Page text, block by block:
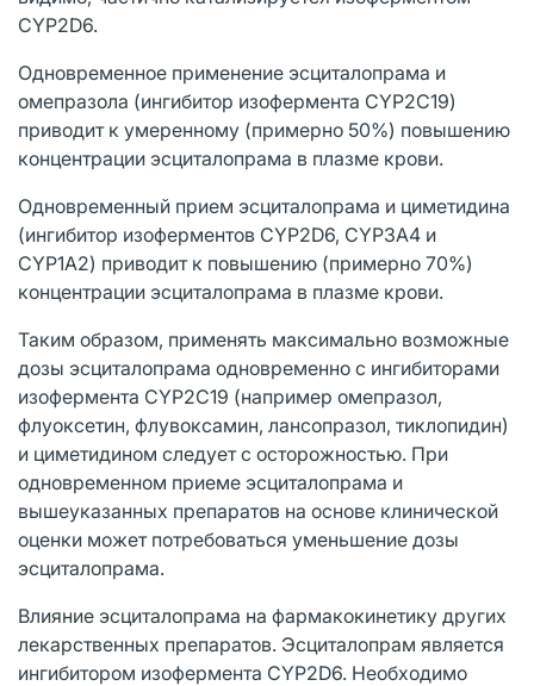
CYP2D6.
Одновременное применение эсциталопрама и
омепразола (ингибитор изофермента CYP2C19)
приводит к умеренному (примерно 50%) повышению
концентрации эсциталопрама в плазме крови.
Одновременный прием эсциталопрама и циметидина
(ингибитор изоферментов CYP2D6, CYP3А4 и
CYP1A2) приводит к повышению (примерно 70%)
концентрации эсциталопрама в плазме крови.
Таким образом, применять максимально возможные
дозы эсциталопрама одновременно с ингибиторами
изофермента CYP2C19 (например омепразол,
флуоксетин, флувоксамин, лансопразол, тиклопидин)
и циметидином следует с осторожностью. При
одновременном приеме эсциталопрама и
вышеуказанных препаратов на основе клинической
оценки может потребоваться уменьшение дозы
эсциталопрама.
Влияние эсциталопрама на фармакокинетику других
лекарственных препаратов. Эсциталопрам является
ингибитором изофермента CYP2D6. Необходимо